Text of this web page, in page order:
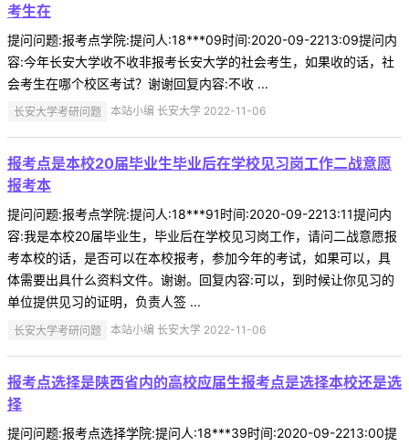
考生在
提问问题:报考点学院:提问人:18***09时间:2020-09-2213:09提问内
容:今年长安大学收不收非报考长安大学的社会考生，如果收的话，社
会考生在哪个校区考试？谢谢回复内容:不收 ...
长安大学考研问题 本站小编 长安大学 2022-11-06
报考点是本校20届毕业生毕业后在学校见习岗工作二战意愿
报考本
提问问题:报考点学院:提问人:18***91时间:2020-09-2213:11提问内
容:我是本校20届毕业生，毕业后在学校见习岗工作，请问二战意愿报
考本校的话，是否可以在本校报考，参加今年的考试，如果可以，具
体需要出具什么资料文件。谢谢。回复内容:可以，到时候让你见习的
单位提供见习的证明，负责人签 ...
长安大学考研问题 本站小编 长安大学 2022-11-06
报考点选择是陕西省内的高校应届生报考点是选择本校还是选
择
提问问题:报考点选择学院:提问人:18***39时间:2020-09-2213:00提